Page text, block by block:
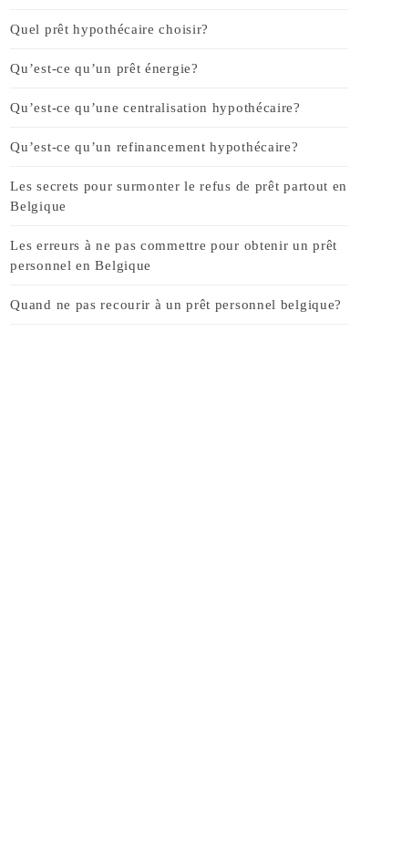
Quel prêt hypothécaire choisir?
Qu’est-ce qu’un prêt énergie?
Qu’est-ce qu’une centralisation hypothécaire?
Qu’est-ce qu’un refinancement hypothécaire?
Les secrets pour surmonter le refus de prêt partout en
Belgique
Les erreurs à ne pas commettre pour obtenir un prêt
personnel en Belgique
Quand ne pas recourir à un prêt personnel belgique?